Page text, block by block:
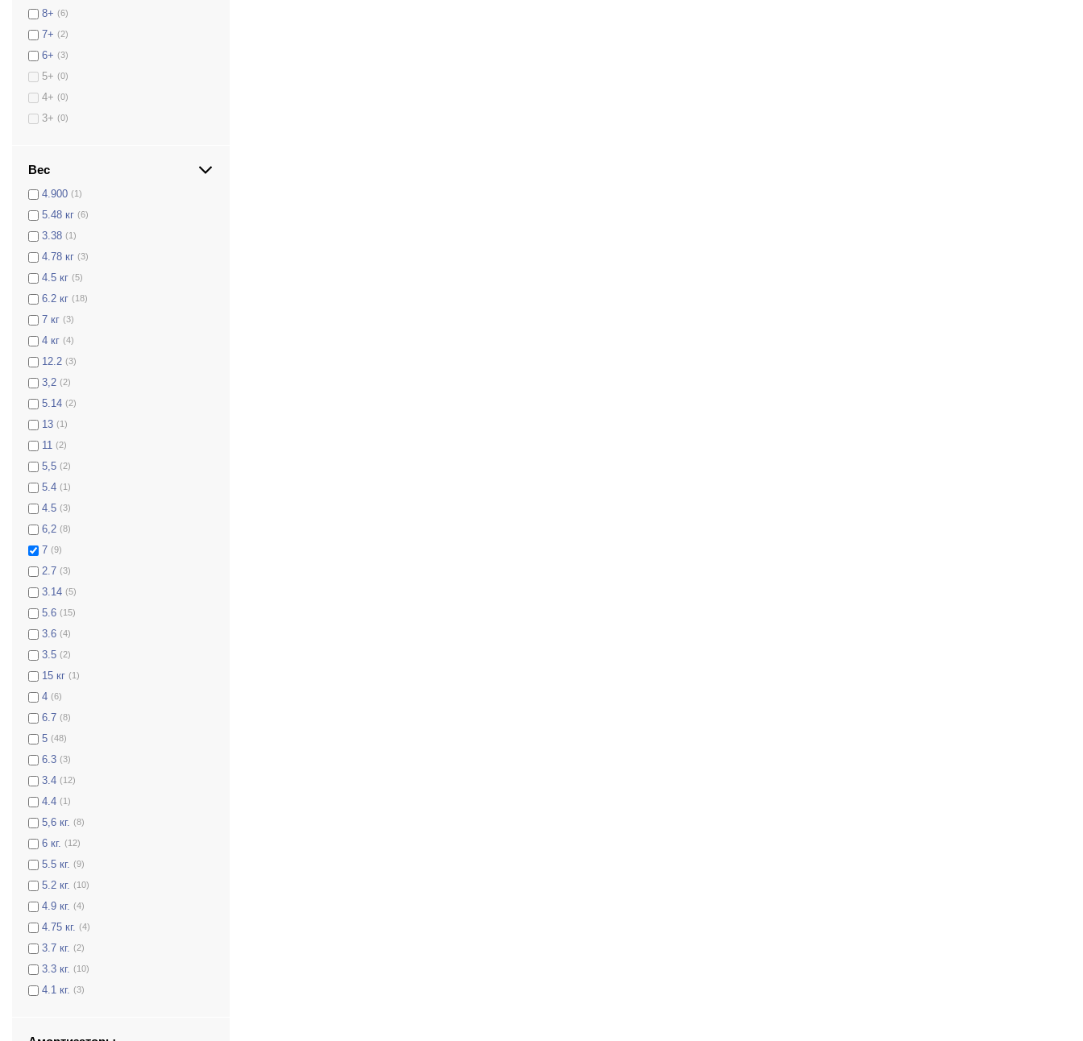
8+ (6)
7+ (2)
6+ (3)
5+ (0)
4+ (0)
3+ (0)
Вес
4.900 (1)
5.48 кг (6)
3.38 (1)
4.78 кг (3)
4.5 кг (5)
6.2 кг (18)
7 кг (3)
4 кг (4)
12.2 (3)
3,2 (2)
5.14 (2)
13 (1)
11 (2)
5,5 (2)
5.4 (1)
4.5 (3)
6,2 (8)
7 (9)
2.7 (3)
3.14 (5)
5.6 (15)
3.6 (4)
3.5 (2)
15 кг (1)
4 (6)
6.7 (8)
5 (48)
6.3 (3)
3.4 (12)
4.4 (1)
5,6 кг. (8)
6 кг. (12)
5.5 кг. (9)
5.2 кг. (10)
4.9 кг. (4)
4.75 кг. (4)
3.7 кг. (2)
3.3 кг. (10)
4.1 кг. (3)